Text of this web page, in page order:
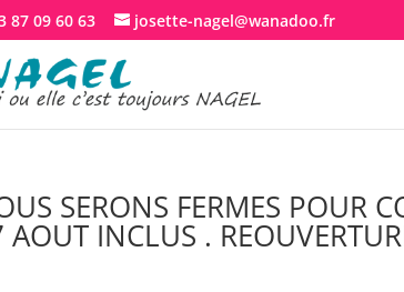
87 09 60 63 josette-nagel@wanadoo.fr
SERONS FERMES POUR
AOUT INCLUS .